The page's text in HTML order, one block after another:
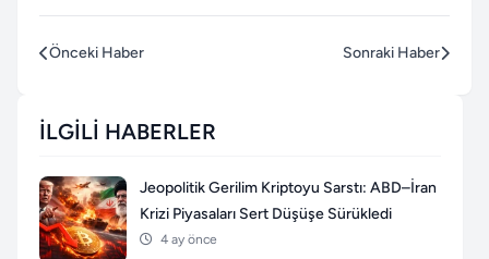
Önceki Haber Sonraki Haber
İLGILI HABERLER
Jeopolitik Gerilim Kriptoyu Sarstı: ABD–İran
Krizi Piyasaları Sert Düşüşe Sürükledi
4 ay önce